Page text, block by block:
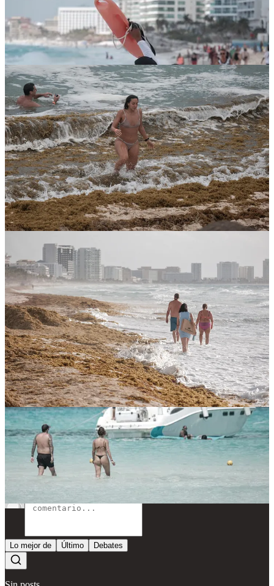
El panorama global complica las cosas. La inflación en mercados
clave como Estados Unidos y Europa ha reducido el poder
adquisitivo de los viajeros, mientras destinos como Punta Cana y
Jamaica compiten con precios más bajos. Además, el sargazo sigue
afectando las playas, con reportes de caídas de hasta 35% en
ocupación hotelera y 90% en restaurantes en zonas como Playa del
Carmen. Sin embargo, ceder a la tentación de bajar tarifas podría ser
un error. Reducir precios puede llenar habitaciones a corto plazo,
pero a la larga podría atraer un turismo menos rentable y erosionar la
exclusividad que distingue al Caribe mexicano.
La disyuntiva es clara: ¿mantener la exclusividad a riesgo de menor
ocupación o competir con descuentos? Por ahora, los hoteleros
apuestan por reforzar la promoción y la diferenciación, buscando
convencer al mundo de que, como dice Frachey, este paraíso “vale
lo que cuesta”. El futuro del Caribe mexicano dependerá de su
capacidad para mantener ese equilibrio en un contexto cada vez más
competitivo.
Compartir
Discusión sobre este post
Comentarios Restacks
Lo mejor de Último Debates